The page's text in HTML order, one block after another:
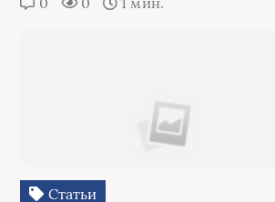
Статьи